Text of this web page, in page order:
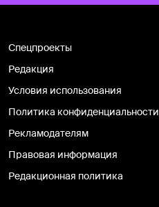
Спецпроекты
Редакция
Условия использования
Политика конфиденциальности
Рекламодателям
Правовая информация
Редакционная политика